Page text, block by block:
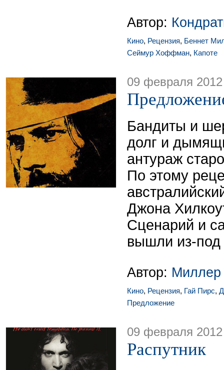
Автор:
Кино, Рецензия, Беннет
Сеймур Хоффман, Капоте
09 февраля 2012
Бандиты и
долг и
антураж
По этому
Джона
Сценарий и
вышли из-под
Автор: Миллер
Кино, Рецензия, Гай Пирс,
Предложение
09 февраля 2012
Распутник